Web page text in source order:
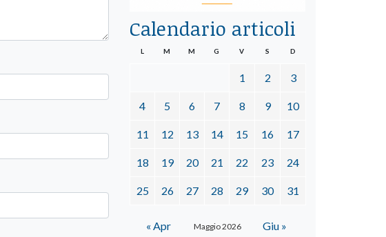
Calendario articoli
Maggio 2026
L M M G V S D
1 2 3
4 5 6 7 8 9 10
11 12 13 14 15 16 17
18 19 20 21 22 23 24
25 26 27 28 29 30 31
« Apr Giu »